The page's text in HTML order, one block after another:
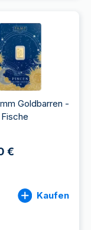
Goldbarren -
€
Kaufen